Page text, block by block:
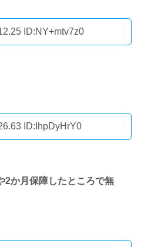
ID:NY+mtv7z0
ID:IhpDyHrY0
2か月保障したところで無